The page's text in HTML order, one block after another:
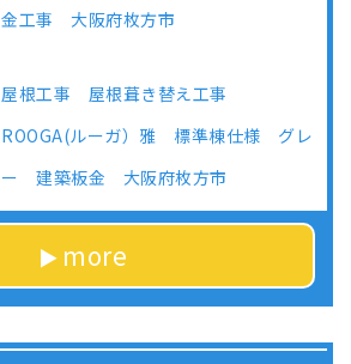
金工事 大阪府枚方市
屋根工事 屋根葺き替え工事
ROOGA(ルーガ）雅 標準棟仕様 グレ
ー 建築板金 大阪府枚方市
more